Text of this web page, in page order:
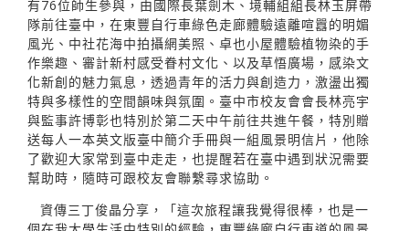
有76位師生參與，由國際長葉劍木、境輔組組長林玉屏帶
隊前往臺中，在東豐自行車綠色走廊體驗遠離喧囂的明媚
風光、中社花海中拍攝網美照、卓也小屋體驗植物染的手
作樂趣、審計新村感受眷村文化、以及草悟廣場，感染文
化新創的魅力氣息，透過青年的活力與創造力，激盪出獨
特與多樣性的空間韻味與氛圍。臺中市校友會會長林亮宇
與監事許博彰也特別於第二天中午前往共進午餐，特別贈
送每人一本英文版臺中簡介手冊與一組風景明信片，他除
了歡迎大家常到臺中走走，也提醒若在臺中遇到狀況需要
幫助時，隨時可跟校友會聯繫尋求協助。
資傳三丁俊晶分享，「這次旅程讓我覺得很棒，也是一